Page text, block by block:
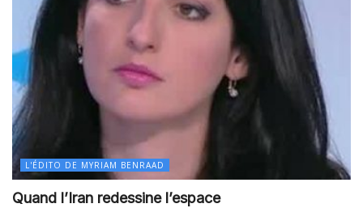
L'ÉDITO DE MYRIAM BENRAAD
Quand l’Iran redessine l’espace